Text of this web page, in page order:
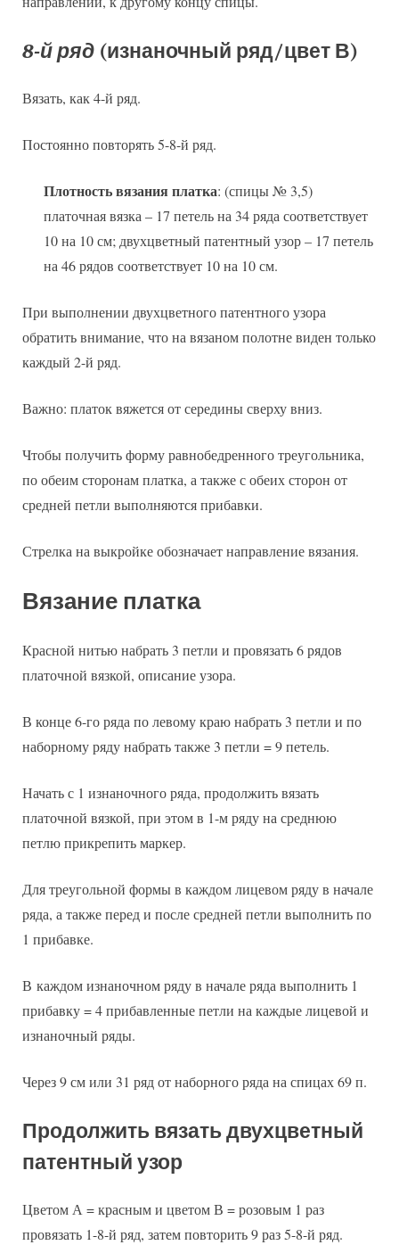
8-й ряд (изнаночный ряд/цвет В)
Вязать, как 4-й ряд.
Постоянно повторять 5-8-й ряд.
Плотность вязания платка: (спицы № 3,5)
платочная вязка – 17 петель на 34 ряда соответствует
10 на 10 см; двухцветный патентный узор – 17 петель
на 46 рядов соответствует 10 на 10 см.
При выполнении двухцветного патентного узора
обратить внимание, что на вязаном полотне виден только
каждый 2-й ряд.
Важно: платок вяжется от середины сверху вниз.
Чтобы получить форму равнобедренного треугольника,
по обеим сторонам платка, а также с обеих сторон от
средней петли выполняются прибавки.
Стрелка на выкройке обозначает направление вязания.
Вязание платка
Красной нитью набрать 3 петли и провязать 6 рядов
платочной вязкой, описание узора.
В конце 6-го ряда по левому краю набрать 3 петли и по
наборному ряду набрать также 3 петли = 9 петель.
Начать с 1 изнаночного ряда, продолжить вязать
платочной вязкой, при этом в 1-м ряду на среднюю
петлю прикрепить маркер.
Для треугольной формы в каждом лицевом ряду в начале
ряда, а также перед и после средней петли выполнить по
1 прибавке.
В каждом изнаночном ряду в начале ряда выполнить 1
прибавку = 4 прибавленные петли на каждые лицевой и
изнаночный ряды.
Через 9 см или 31 ряд от наборного ряда на спицах 69 п.
Продолжить вязать двухцветный
патентный узор
Цветом А = красным и цветом В = розовым 1 раз
провязать 1-8-й ряд, затем повторить 9 раз 5-8-й ряд.